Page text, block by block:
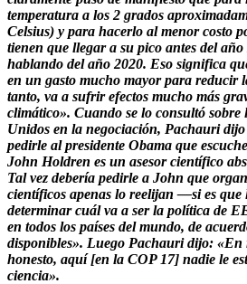
temperatura a los 2 grados
Celsius) y para hacerlo al menor costo
tienen que llegar a su pico antes del año
hablando del año 2020. Eso significa
en un gasto mucho mayor para reducir
tanto, va a sufrir efectos mucho más
climático». Cuando se lo consultó sobre
Unidos en la negociación, Pachauri
pedirle al presidente Obama que
John Holdren es un asesor científico
Tal vez debería pedirle a John que
científicos apenas lo reelijan —si es
determinar cuál va a ser la política de
en todos los países del mundo, de
disponibles». Luego Pachauri dijo: «En
honesto, aquí [en la COP 17] nadie le
ciencia».